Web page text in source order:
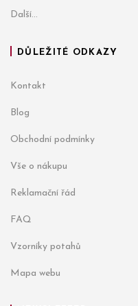
Další...
DŮLEŽITÉ ODKAZY
Kontakt
Blog
Obchodní podmínky
Vše o nákupu
Reklamační řád
FAQ
Vzorníky potahů
Mapa webu